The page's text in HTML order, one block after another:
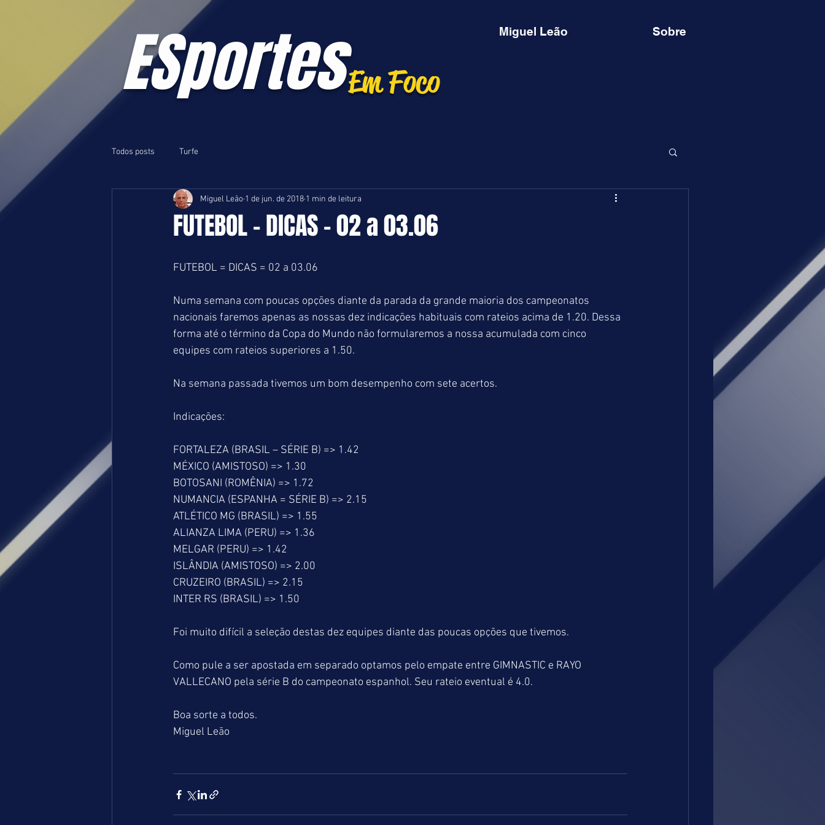
ESportesEm Foco
Miguel Leão Sobre
Todos posts Turfe
FUTEBOL - DICAS - 02 a 03.06
Miguel Leão 1 de jun. de 2018 1 min de leitura
FUTEBOL = DICAS = 02 a 03.06
Numa semana com poucas opções diante da parada da grande maioria dos campeonatos
nacionais faremos apenas as nossas dez indicações habituais com rateios acima de 1.20. Dessa
forma até o término da Copa do Mundo não formularemos a nossa acumulada com cinco
equipes com rateios superiores a 1.50.
Na semana passada tivemos um bom desempenho com sete acertos.
Indicações:
FORTALEZA (BRASIL – SÉRIE B) => 1.42
MÉXICO (AMISTOSO) => 1.30
BOTOSANI (ROMÊNIA) => 1.72
NUMANCIA (ESPANHA = SÉRIE B) => 2.15
ATLÉTICO MG (BRASIL) => 1.55
ALIANZA LIMA (PERU) => 1.36
MELGAR (PERU) => 1.42
ISLÂNDIA (AMISTOSO) => 2.00
CRUZEIRO (BRASIL) => 2.15
INTER RS (BRASIL) => 1.50
Foi muito difícil a seleção destas dez equipes diante das poucas opções que tivemos.
Como pule a ser apostada em separado optamos pelo empate entre GIMNASTIC e RAYO
VALLECANO pela série B do campeonato espanhol. Seu rateio eventual é 4.0.
Boa sorte a todos.
Miguel Leão